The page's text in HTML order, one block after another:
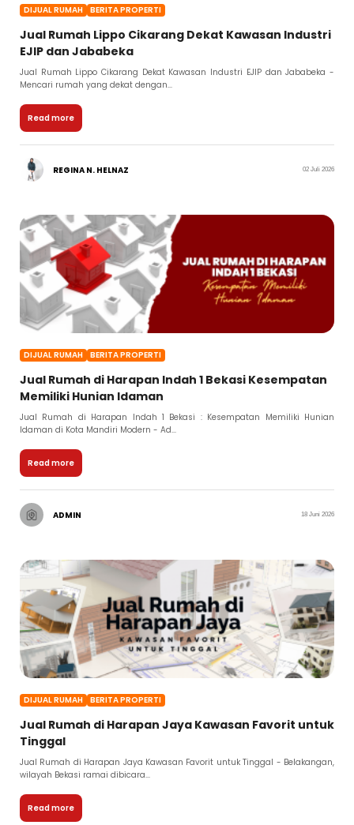
DIJUAL RUMAH BERITA PROPERTI
Jual Rumah Lippo Cikarang Dekat Kawasan Industri
EJIP dan Jababeka
Jual Rumah Lippo Cikarang Dekat Kawasan Industri EJIP dan Jababeka -
Mencari rumah yang dekat dengan...
Read more
REGINA N. HELNAZ 02 Juli 2026
DIJUAL RUMAH BERITA PROPERTI
Jual Rumah di Harapan Indah 1 Bekasi Kesempatan
Memiliki Hunian Idaman
Jual Rumah di Harapan Indah 1 Bekasi : Kesempatan Memiliki Hunian
Idaman di Kota Mandiri Modern - Ad...
Read more
ADMIN 18 Juni 2026
DIJUAL RUMAH BERITA PROPERTI
Jual Rumah di Harapan Jaya Kawasan Favorit untuk
Tinggal
Jual Rumah di Harapan Jaya Kawasan Favorit untuk Tinggal - Belakangan,
wilayah Bekasi ramai dibicara...
Read more